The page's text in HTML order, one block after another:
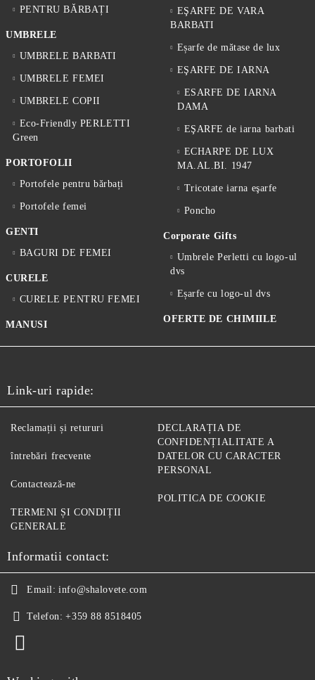
PENTRU BĂRBAȚI
UMBRELE
UMBRELE BARBATI
UMBRELE FEMEI
UMBRELE COPII
Eco-Friendly PERLETTI
Green
PORTOFOLII
Portofele pentru bărbați
Portofele femei
GENTI
BAGURI DE FEMEI
CURELE
CURELE PENTRU FEMEI
MANUSI
EŞARFE DE VARA
BARBATI
Eșarfe de mătase de lux
EŞARFE DE IARNA
ESARFE DE IARNA
DAMA
EŞARFE de iarna barbati
ECHARPE DE LUX
MA.AL.BI. 1947
Tricotate iarna eşarfe
Poncho
Corporate Gifts
Umbrele Perletti cu logo-ul
dvs
Eșarfe cu logo-ul dvs
OFERTE DE CHIMIILE
Link-uri rapide:
Reclamații și retururi
întrebări frecvente
Contactează-ne
TERMENI ȘI CONDIȚII
GENERALE
DECLARAȚIA DE
CONFIDENȚIALITATE A
DATELOR CU CARACTER
PERSONAL
POLITICA DE COOKIE
Informatii contact:
Email: info@shalovete.com
Telefon: +359 88 8518405